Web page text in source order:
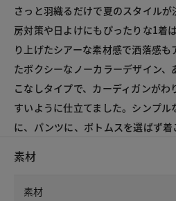
さっと羽織るだけで夏のスタイル
房対策や日よけにもぴったりな1着
り上げたシアーな素材感で洒落感
たボクシーなノーカラーデザイン
こなしタイプで、カーディガンが
すいように仕立てました。シンプル
に、パンツに、ボトムスを選ばず着
素材
素材